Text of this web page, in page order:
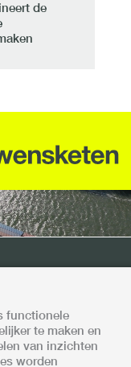
de
invoering en
en
van:
functionele
te maken en
van inzichten
worden